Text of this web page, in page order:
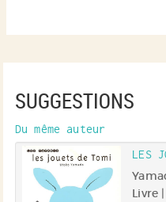
SUGGESTIONS
Du même auteur
LES
Livre